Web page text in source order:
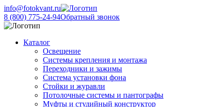
info@fotokvant.ru
8 (800) 775-24-94Обратный звонок
Каталог
Освещение
Системы крепления и монтажа
Переходники и зажимы
Система установки фона
Стойки и журавли
Потолочные системы и пантографы
Муфты и студийный конструктор